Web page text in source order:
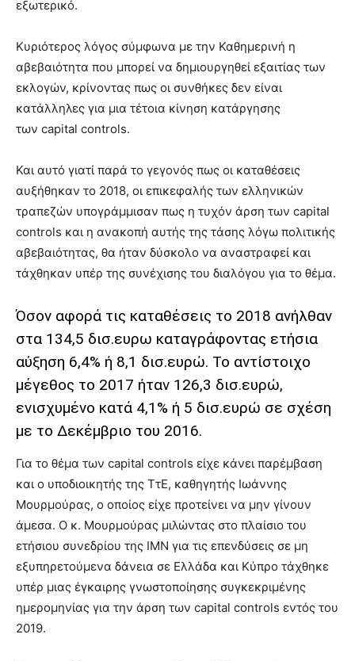
εξωτερικό.
Κυριότερος λόγος σύμφωνα με την Καθημερινή η
αβεβαιότητα που μπορεί να δημιουργηθεί εξαιτίας των
εκλογών, κρίνοντας πως οι συνθήκες δεν είναι
κατάλληλες για μια τέτοια κίνηση κατάργησης
των capital controls.
Και αυτό γιατί παρά το γεγονός πως οι καταθέσεις
αυξήθηκαν το 2018, οι επικεφαλής των ελληνικών
τραπεζών υπογράμμισαν πως η τυχόν άρση των capital
controls και η ανακοπή αυτής της τάσης λόγω πολιτικής
αβεβαιότητας, θα ήταν δύσκολο να αναστραφεί και
τάχθηκαν υπέρ της συνέχισης του διαλόγου για το θέμα.
Όσον αφορά τις καταθέσεις το 2018 ανήλθαν
στα 134,5 δισ.ευρω καταγράφοντας ετήσια
αύξηση 6,4% ή 8,1 δισ.ευρώ. Το αντίστοιχο
μέγεθος το 2017 ήταν 126,3 δισ.ευρώ,
ενισχυμένο κατά 4,1% ή 5 δισ.ευρώ σε σχέση
με το Δεκέμβριο του 2016.
Για το θέμα των capital controls είχε κάνει παρέμβαση
και ο υποδιοικητής της ΤτΕ, καθηγητής Ιωάννης
Μουρμούρας, ο οποίος είχε προτείνει να μην γίνουν
άμεσα. Ο κ. Μουρμούρας μιλώντας στο πλαίσιο του
ετήσιου συνεδρίου της ΙΜΝ για τις επενδύσεις σε μη
εξυπηρετούμενα δάνεια σε Ελλάδα και Κύπρο τάχθηκε
υπέρ μιας έγκαιρης γνωστοποίησης συγκεκριμένης
ημερομηνίας για την άρση των capital controls εντός του
2019.